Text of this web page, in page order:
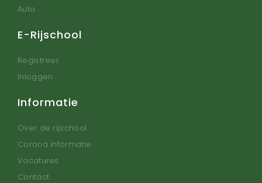
Auto
E-Rijschool
Registreer
Inloggen
Informatie
Over de rijschool
Corona informatie
Vacatures
Contact